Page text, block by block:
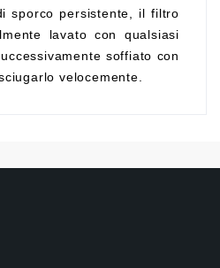
sporco persistente, il filtro
lavato con qualsiasi
soffiato con
velocemente.